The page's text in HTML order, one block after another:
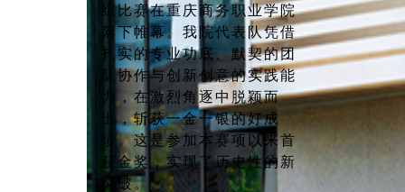
组比赛在重庆商务职业学院
落下帷幕。我院代表队凭借
扎实的专业功底、默契的团
队协作与创新创意的实践能
力，在激烈角逐中脱颖而
出，斩获一金一银的好成
绩。这是参加本赛项以来首
获金奖，实现了历史性的新
突破。